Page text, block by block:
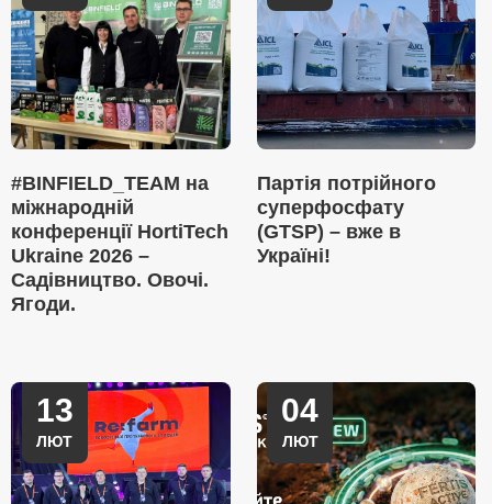
#BINFIELD_TEAM на
міжнародній
конференції HortiTech
Ukraine 2026 –
Садівництво. Овочі.
Ягоди.
Партія потрійного
суперфосфату
(GTSP) – вже в
Україні!
13
ЛЮТ
04
ЛЮТ